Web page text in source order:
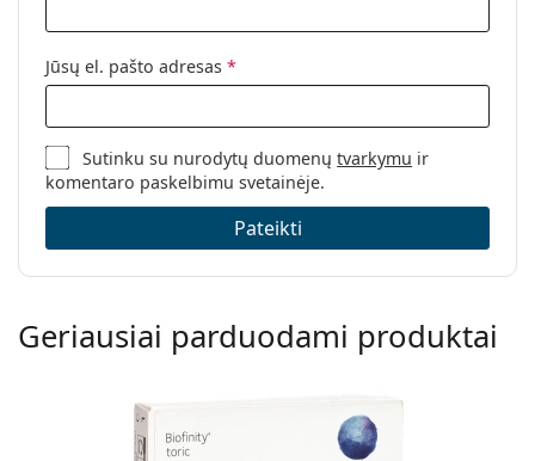
Jūsų el. pašto adresas *
Sutinku su nurodytų duomenųtvarkymu ir
komentaro paskelbimu svetainėje.
Pateikti
Geriausiai parduodami produktai